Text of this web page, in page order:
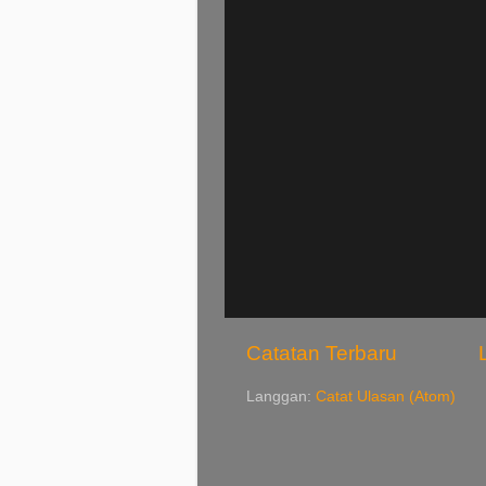
Catatan Terbaru
Langgan: Catat Ulasan (Atom)